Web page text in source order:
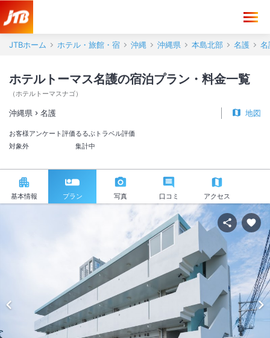
JTBホーム ホテル・旅館・宿 沖縄 沖縄県 本島北部 名護 名
ホテルトーマス名護の宿泊プラン・料金一覧
（ホテルトーマスナゴ）
沖縄県 名護 地図
お客様アンケート評価
対象外
るるぶトラベル評価
集計中
基本情報 プラン 写真 口コミ アクセス